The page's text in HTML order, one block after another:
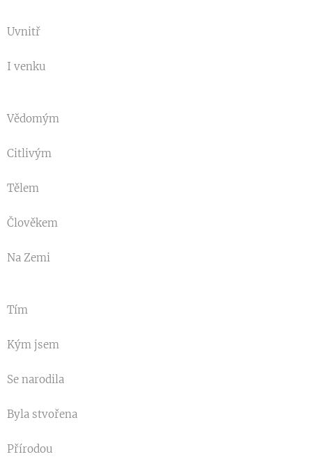
Uvnitř
I venku
Vědomým
Citlivým
Tělem
Člověkem
Na Zemi
Tím
Kým jsem
Se narodila
Byla stvořena
Přírodou